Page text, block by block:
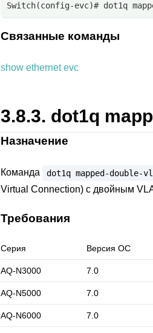
Switch(config-evc)# dot1q
Связанные команды
show ethernet evc
3.8.3. dot1q
Назначение
Команда dot1q mapped-double-
Virtual Connection) с двойным
Требования
Серия Версия ОС
AQ-N3000 7.0
AQ-N5000 7.0
AQ-N6000 7.0